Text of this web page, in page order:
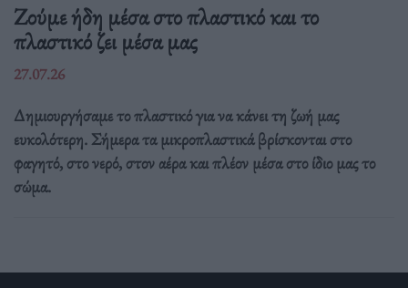
Ζούμε ήδη μέσα στο πλαστικό και το
πλαστικό ζει μέσα μας
27.07.26
Δημιουργήσαμε το πλαστικό για να κάνει τη ζωή μας
ευκολότερη. Σήμερα τα μικροπλαστικά βρίσκονται στο
φαγητό, στο νερό, στον αέρα και πλέον μέσα στο ίδιο μας το
σώμα.